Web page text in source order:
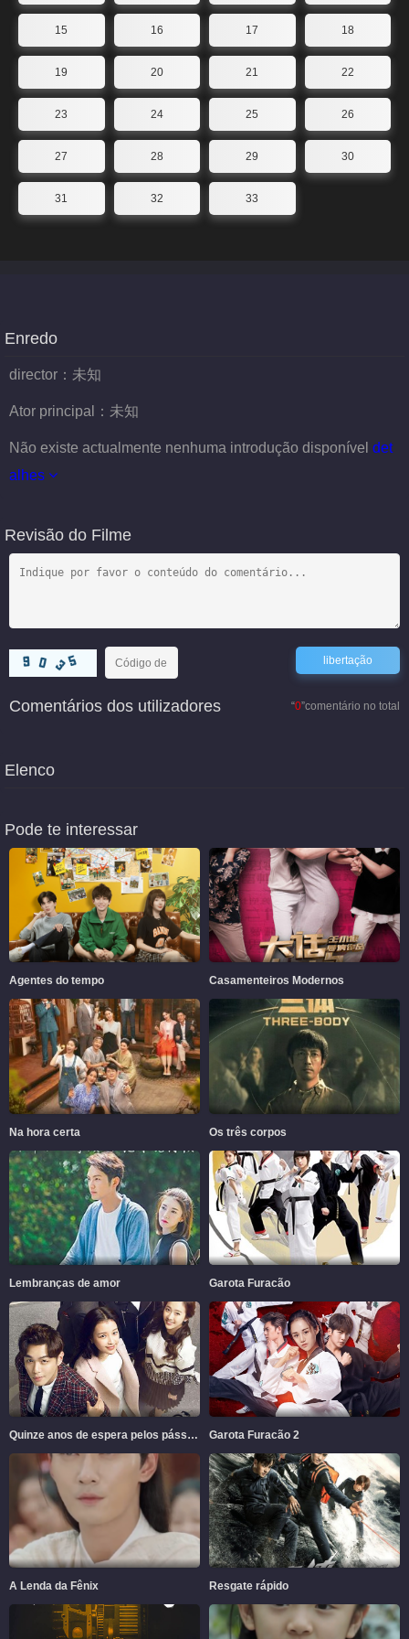
15 16 17 18
19 20 21 22
23 24 25 26
27 28 29 30
31 32 33
Enredo
director： 未知
Ator principal： 未知
Não existe actualmente nenhuma introdução disponível det
alhes
Revisão do Filme
“0”comentário no total
Comentários dos utilizadores
Elenco
Pode te interessar
Agentes do tempo Casamenteiros Modernos
Na hora certa Os três corpos
Lembranças de amor Garota Furacão
Quinze anos de espera pelos pássaros migratórios Garota Furacão 2
A Lenda da Fênix Resgate rápido